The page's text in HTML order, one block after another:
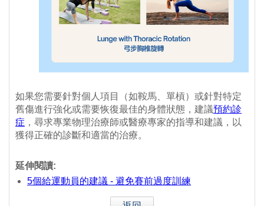
如果您需要針對個人項目（如鞍馬、單槓）或針對特定
舊傷進行強化或需要恢復最佳的身體狀態，建議預約診
症 ，尋求專業物理治療師或醫療專家的指導和建議，以
獲得正確的診斷和適當的治療。
延伸閱讀:
5個給運動員的建議 - 避免賽前過度訓練